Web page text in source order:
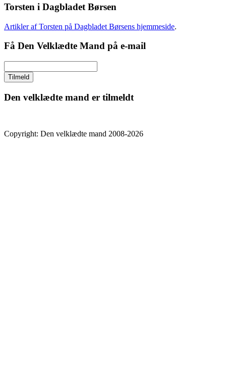
Torsten i Dagbladet Børsen
Artikler af Torsten på Dagbladet Børsens hjemmeside.
Få Den Velklædte Mand på e-mail
Den velklædte mand er tilmeldt
Copyright: Den velklædte mand 2008-2026